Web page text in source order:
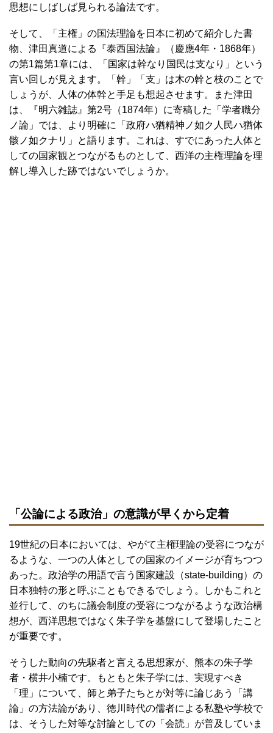
思想にしばしば見られる論法です。
そして、「主権」の国法理論を日本に初めて紹介した書
物、津田真道による『泰西国法論』（慶應4年・1868年）
の第1篇第1章には、「国家は幹なり国民は支なり」という
言い回しが見えます。「幹」「支」は木の幹と枝のことで
しょうが、人体の体幹と手足も想起させます。また津田
は、『明六雑誌』第2号（1874年）に寄稿した「学者職分
ノ論」では、より明確に「政府ハ猶精神ノ如ク人民ハ猶体
骸ノ如クナリ」と語ります。これは、すでにあった人体と
しての国家観とつながるものとして、西洋の主権理論を理
解し導入した跡ではないでしょうか。
「公論による政治」の意識が早くから定着
19世紀の日本においては、やがて主権理論の受容につなが
るような、一つの人体としての国家のイメージが育ちつつ
あった。政治学の用語で言う国家建設（state-building）の
日本独特の形と呼ぶこともできるでしょう。しかもこれと
並行して、のちに議会制度の受容につながるような政治構
想が、西洋思想ではなく朱子学を基盤にして登場したこと
が重要です。
そうした動向の先駆者と言える思想家が、熊本の朱子学
者・横井小楠です。もともと朱子学には、実現すべき
「理」について、師と弟子たちとが対等に論じあう「講
論」の方法論があり、徳川時代の儒者による私塾や学校で
は、そうした対等な討論としての「会読」が普及していま